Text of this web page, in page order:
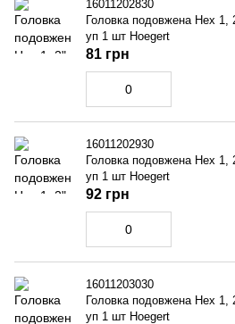
16011202830
Головка подовжена Hex 1,
уп 1 шт Hoegert
81 грн
16011202930
Головка подовжена Hex 1,
уп 1 шт Hoegert
92 грн
16011203030
Головка подовжена Hex 1,
уп 1 шт Hoegert